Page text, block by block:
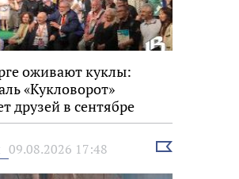
оживают куклы:
«Кукловорот»
друзей в сентябре
09.08.2026 17:48
Выбрать